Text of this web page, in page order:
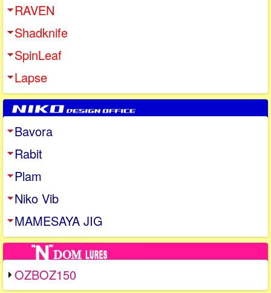
RAVEN
Shadknife
SpinLeaf
Lapse
Bavora
Rabit
Plam
Niko Vib
MAMESAYA JIG
OZBOZ150